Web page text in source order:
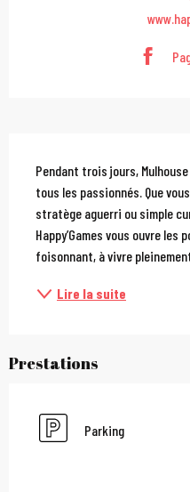
Pendant trois jours,
tous les passionnés. Que
stratège aguerri ou simple
Happy’Games vous ouvre les
foisonnant, à vivre
Lire la suite
Prestations
Parking